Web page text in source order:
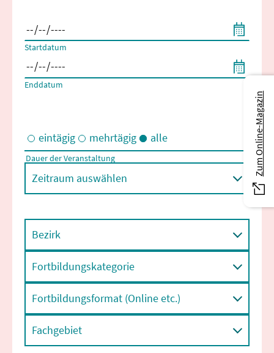
Startdatum
Enddatum
Eintägige und/oder mehrtägige Veranstaltungen
eintägig mehrtägig alle
Dauer der Veranstaltung
Zeitraum auswählen
Bezirk
Fortbildungskategorie
Fortbildungsformat (Online etc.)
Fachgebiet
Zum Online-Magazin